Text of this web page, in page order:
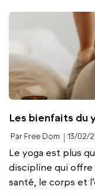
Les bienfaits du
Par Free Dom 13/02/
Le yoga est plus
discipline qui offre
santé, le corps et